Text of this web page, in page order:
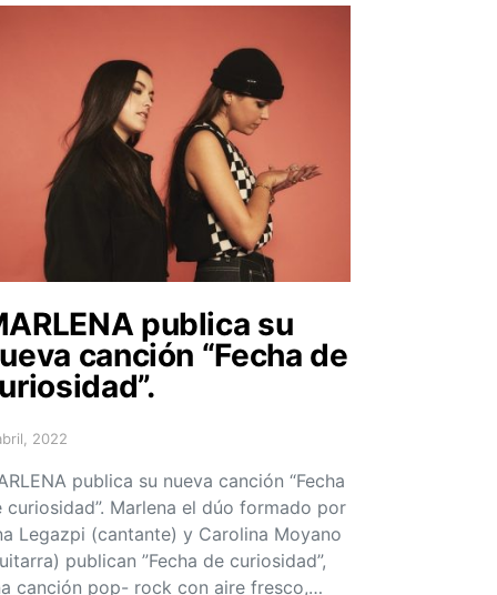
publica su
canción “Fecha de
on
2022
publica su nueva canción “Fecha
curiosidad”. Marlena el dúo formado por
Legazpi (cantante) y Carolina Moyano
publican ”Fecha de curiosidad”,
canción pop- rock con aire fresco,…